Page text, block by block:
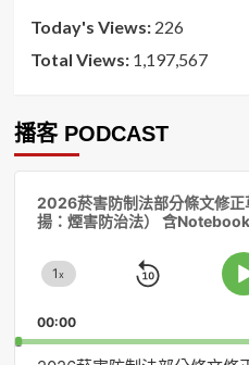
Today's Views: 226
Total Views: 1,197,567
播客 PODCAST
2026菸害防制法部分條文修正
揚：煙害防治法） 含
Change
Rate
1x
Skip
00:00